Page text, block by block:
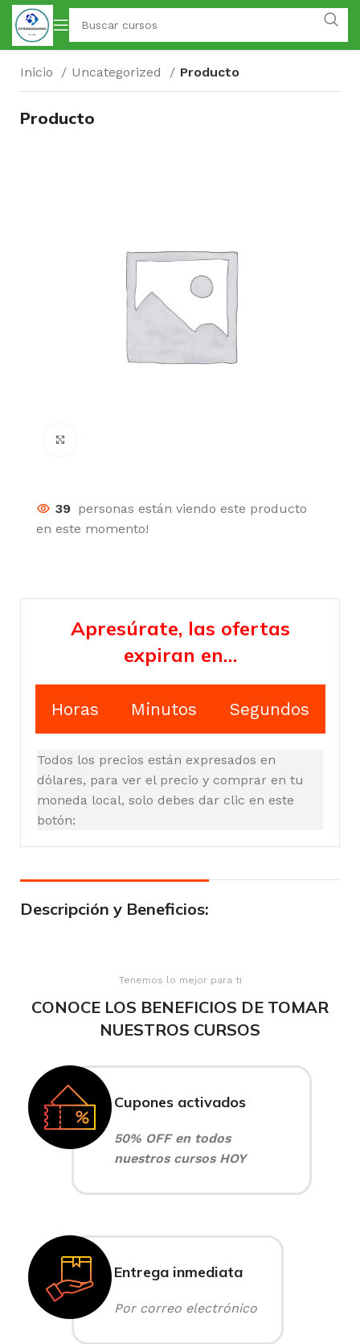
Inicio Uncategorized Producto
Producto
39 personas están viendo este producto
en este momento!
Apresúrate, las ofertas
expiran en…
Horas Minutos Segundos
Todos los precios están expresados en
dólares, para ver el precio y comprar en tu
moneda local, solo debes dar clic en este
botón:
Descripción y Beneficios:
Tenemos lo mejor para ti
CONOCE LOS BENEFICIOS DE TOMAR
NUESTROS CURSOS
Cupones activados
50% OFF en todos
nuestros cursos HOY
Entrega inmediata
Por correo electrónico